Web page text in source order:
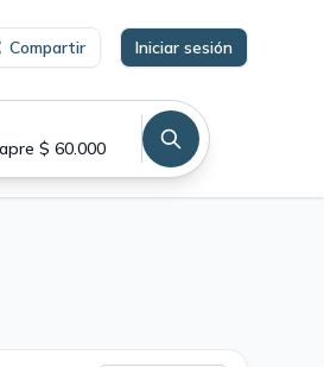
Compartir Iniciar sesión
$ 60.000